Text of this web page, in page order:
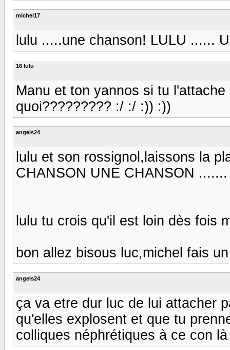
michel17
lulu .....une chanson! LULU ......
16 lulu
Manu et ton yannos si tu
quoi????????? :/ :/ :)) :))
angels24
lulu et son rossignol,laissons la
CHANSON UNE CHANSON
lulu tu crois qu'il est loin dès fois
bon allez bisous luc,michel fais
angels24
ça va etre dur luc de lui attacher
qu'elles explosent et que tu
colliques néphrétiques à ce con